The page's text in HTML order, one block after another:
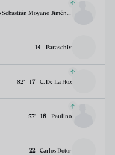
Francisco Sebastián Moyano Jiménez
14 Paraschiv
17 C. De La Hoz
82’
18 Paulino
53’
22 Carlos Dotor